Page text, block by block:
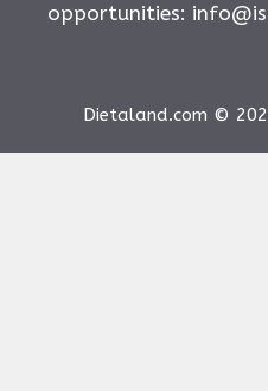
opportunities:
Dietaland.com ©